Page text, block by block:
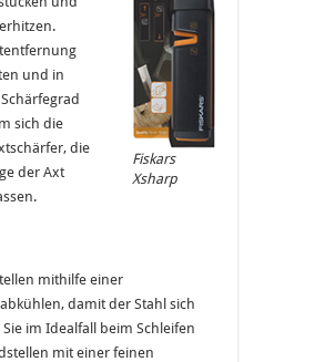
Fiskars
Xsharp
und in
sich die
die
der Axt
mithilfe einer
damit der Stahl sich
im Idealfall beim Schleifen
mit einer feinen